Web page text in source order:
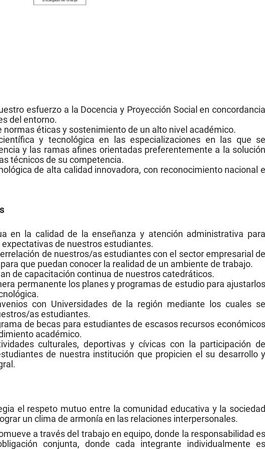
esfuerzo a la Docencia y Proyección Social en concordancia
del entorno.
normas éticas y sostenimiento de un alto nivel académico.
y tecnológica en las especializaciones en las que se
y las ramas afines orientadas preferentemente a la solución
técnicos de su competencia.
de alta calidad innovadora, con reconocimiento nacional e
en la calidad de la enseñanza y atención administrativa para
de nuestros estudiantes.
de nuestros/as estudiantes con el sector empresarial de
que puedan conocer la realidad de un ambiente de trabajo.
de capacitación continua de nuestros catedráticos.
permanente los planes y programas de estudio para ajustarlos
con Universidades de la región mediante los cuales se
as estudiantes.
de becas para estudiantes de escasos recursos económicos
académico.
culturales, deportivas y cívicas con la participación de
de nuestra institución que propicien el su desarrollo y
el respeto mutuo entre la comunidad educativa y la sociedad
un clima de armonía en las relaciones interpersonales.
a través del trabajo en equipo, donde la responsabilidad es
conjunta, donde cada integrante individualmente es